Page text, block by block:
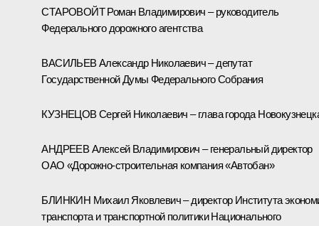
СТАРОВОЙТ Роман Владимирович – руководитель
Федерального дорожного агентства
ВАСИЛЬЕВ Александр Николаевич – депутат
Государственной Думы Федерального Собрания
КУЗНЕЦОВ Сергей Николаевич – глава города
АНДРЕЕВ Алексей Владимирович – генеральный директор
ОАО «Дорожно-строительная компания «Автобан»
БЛИНКИН Михаил Яковлевич – директор Института
транспорта и транспортной политики Национального